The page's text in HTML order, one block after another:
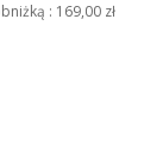
: 169,00 zł